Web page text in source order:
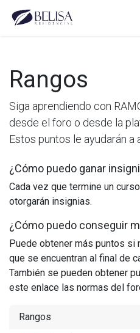
Rangos
Siga aprendiendo con
desde el foro o desde la
Estos puntos le ayudarán a
¿Cómo puedo ganar
Cada vez que termine un
otorgarán insignias.
¿Cómo puedo conseguir
Puede obtener más puntos
que se encuentran al final de
También se pueden obtener
este enlace las normas del
Rangos